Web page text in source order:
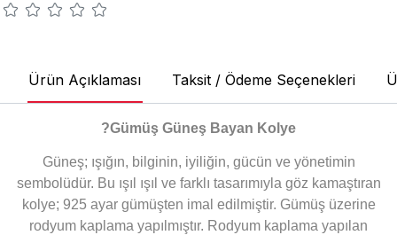
Ürün Açıklaması Taksit / Ödeme Seçenekleri
?Gümüş Güneş Bayan Kolye
Güneş; ışığın, bilginin, iyiliğin, gücün ve yönetimin
sembolüdür. Bu ışıl ışıl ve farklı tasarımıyla göz kamaştıran
kolye; 925 ayar gümüşten imal edilmiştir. Gümüş üzerine
rodyum kaplama yapılmıştır. Rodyum kaplama yapılan